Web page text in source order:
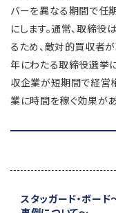
バーを異なる期間で任
にします。通常、取締
るため、敵対的買収者
年にわたる取締役選挙
収企業が短期間で経営
業に時間を稼ぐ効果があ
スタッガード・ボード